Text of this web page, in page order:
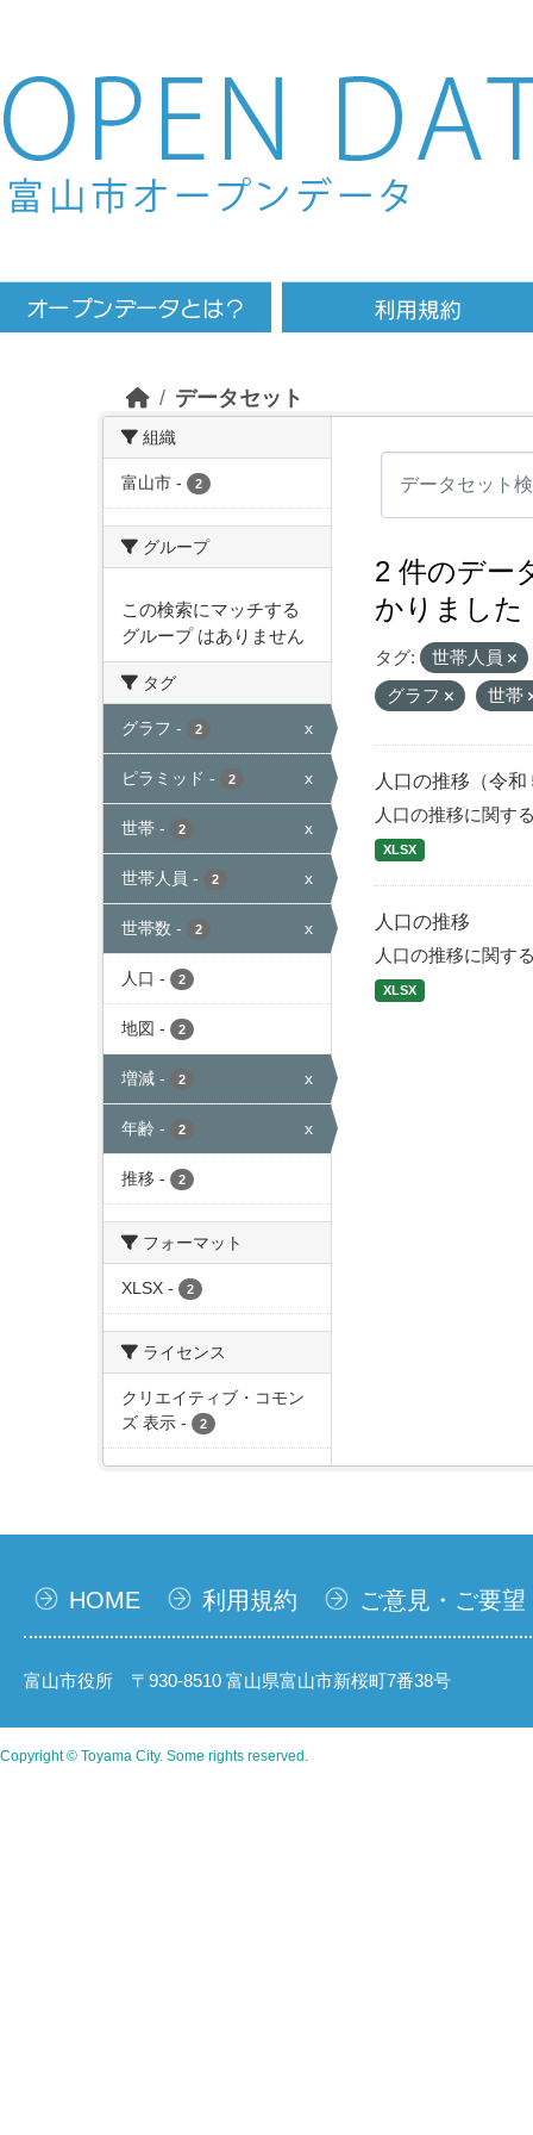
Skip to main content
データセット
組織
富山市 - 2
グループ
この検索にマッチする
グループ はありません
タグ
グラフ - 2 x
ピラミッド - 2 x
世帯 - 2 x
世帯人員 - 2 x
世帯数 - 2 x
人口 - 2
地図 - 2
増減 - 2 x
年齢 - 2 x
推移 - 2
フォーマット
XLSX - 2
ライセンス
クリエイティブ・コモン
ズ 表示 - 2
2 件のデー
かりました
タグ:
世帯人員
グラフ
世帯
人口の推移（令和
人口の推移に関す
XLSX
人口の推移
人口の推移に関す
XLSX
HOME 利用規約 ご意見・ご要望
富山市役所 〒930-8510 富山県富山市新桜町7番38号
Copyright © Toyama City. Some rights reserved.